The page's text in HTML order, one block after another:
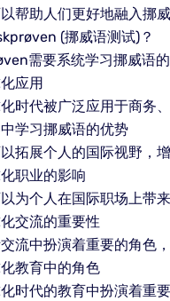
帮助人们更好地融入挪
(挪威语测试)？
需要系统学习挪威语
应用
时代被广泛应用于商务
学习挪威语的优势
拓展个人的国际视野，
职业的影响
为个人在国际职场上带来
交流的重要性
流中扮演着重要的角色
教育中的角色
时代的教育中扮演着重